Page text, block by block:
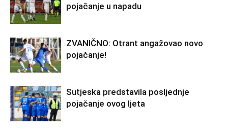
pojačanje u napadu
ZVANIČNO: Otrant angažovao novo
pojačanje!
Sutjeska predstavila posljednje
pojačanje ovog ljeta